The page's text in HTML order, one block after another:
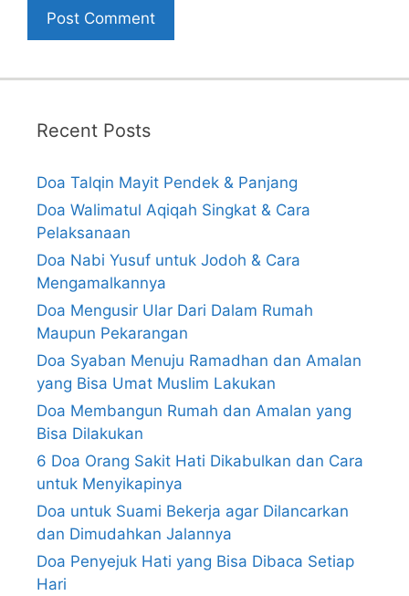
Recent Posts
Doa Talqin Mayit Pendek & Panjang
Doa Walimatul Aqiqah Singkat & Cara
Pelaksanaan
Doa Nabi Yusuf untuk Jodoh & Cara
Mengamalkannya
Doa Mengusir Ular Dari Dalam Rumah
Maupun Pekarangan
Doa Syaban Menuju Ramadhan dan Amalan
yang Bisa Umat Muslim Lakukan
Doa Membangun Rumah dan Amalan yang
Bisa Dilakukan
6 Doa Orang Sakit Hati Dikabulkan dan Cara
untuk Menyikapinya
Doa untuk Suami Bekerja agar Dilancarkan
dan Dimudahkan Jalannya
Doa Penyejuk Hati yang Bisa Dibaca Setiap
Hari